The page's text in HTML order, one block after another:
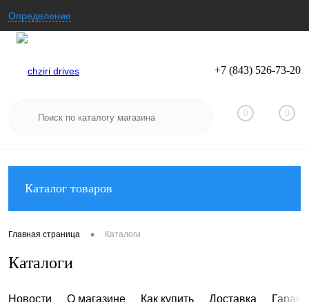
Определение
Вход Регистрация
+7 (843) 526-73-20
0 0
Каталог товаров
Главная страница • Каталоги
Каталоги
Новости О магазине Как купить Доставка